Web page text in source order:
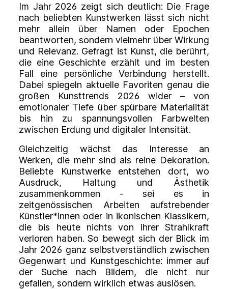
Im Jahr 2026 zeigt sich deutlich: Die Frage
nach beliebten Kunstwerken lässt sich nicht
mehr allein über Namen oder Epochen
beantworten, sondern vielmehr über Wirkung
und Relevanz. Gefragt ist Kunst, die berührt,
die eine Geschichte erzählt und im besten
Fall eine persönliche Verbindung herstellt.
Dabei spiegeln aktuelle Favoriten genau die
großen Kunsttrends 2026 wider – von
emotionaler Tiefe über spürbare Materialität
bis hin zu spannungsvollen Farbwelten
zwischen Erdung und digitaler Intensität.
Gleichzeitig wächst das Interesse an
Werken, die mehr sind als reine Dekoration.
Beliebte Kunstwerke entstehen dort, wo
Ausdruck, Haltung und Ästhetik
zusammenkommen - sei es in
zeitgenössischen Arbeiten aufstrebender
Künstler*innen oder in ikonischen Klassikern,
die bis heute nichts von ihrer Strahlkraft
verloren haben. So bewegt sich der Blick im
Jahr 2026 ganz selbstverständlich zwischen
Gegenwart und Kunstgeschichte: immer auf
der Suche nach Bildern, die nicht nur
gefallen, sondern wirklich etwas auslösen.